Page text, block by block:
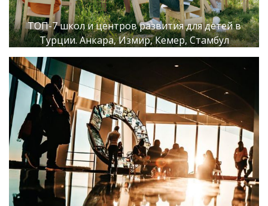
ТОП-7 школ и центров развития для детей в
Турции. Анкара, Измир, Кемер, Стамбул